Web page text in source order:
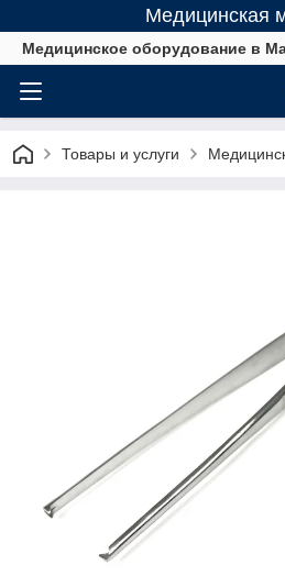
Медицинская
Медицинское оборудование в
Товары и услуги